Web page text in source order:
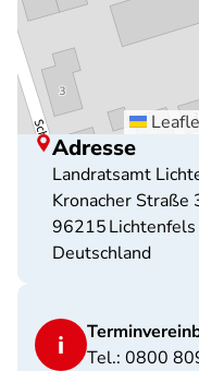
Adresse
Landratsamt
Kronacher Straße
96215Lichtenfels
Deutschland
Tel.: 0800